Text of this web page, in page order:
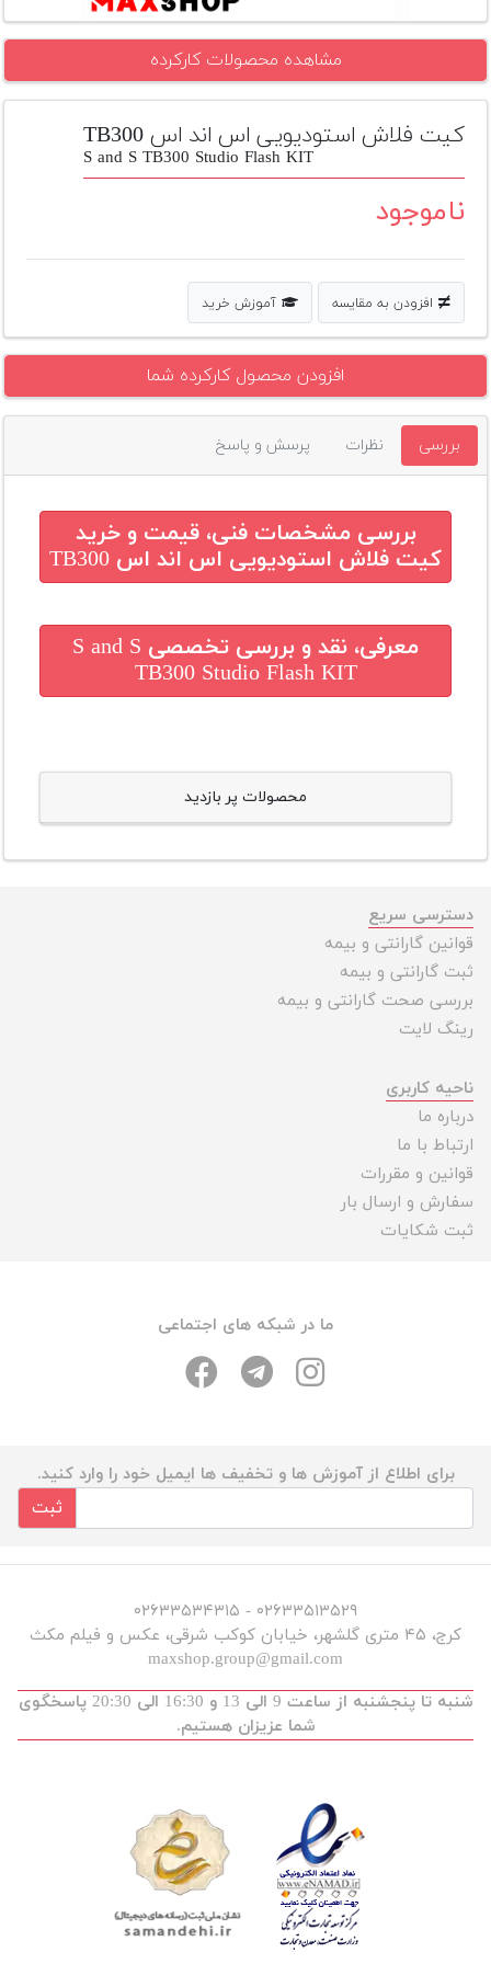
پلاس
افزودن
دست
دوم
دوربین
بله
مشاهده محصولات کارکرده
کیت فلاش استودیویی اس اند اس TB300
S and S TB300 Studio Flash KIT
ناموجود
افزودن به مقایسه آموزش خرید
افزودن محصول کارکرده شما
بررسی نظرات پرسش و پاسخ
بررسی مشخصات فنی، قیمت و خرید
کیت فلاش استودیویی اس اند اس TB300
معرفی، نقد و بررسی تخصصی S and S
TB300 Studio Flash KIT
محصولات پر بازدید
دسترسی سریع
قوانین گارانتی و بیمه
ثبت گارانتی و بیمه
بررسی صحت گارانتی و بیمه
رینگ لایت
ناحیه کاربری
درباره ما
ارتباط با ما
قوانین و مقررات
سفارش و ارسال بار
ثبت شکایات
ما در شبکه های اجتماعی
برای اطلاع از آموزش ها و تخفیف ها ایمیل خود را وارد کنید.
ثبت
۰۲۶۳۳۵۱۳۵۲۹ - ۰۲۶۳۳۵۳۴۳۱۵
کرج، ۴۵ متری گلشهر، خیابان کوکب شرقی، عکس و فیلم مکث
maxshop.group@gmail.com
شنبه تا پنجشنبه از ساعت 9 الی 13 و 16:30 الی 20:30 پاسخگوی
شما عزیزان هستیم.